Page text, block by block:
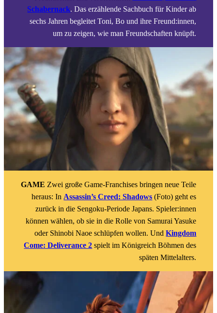
Schabernack. Das erzählende Sachbuch für Kinder ab
sechs Jahren begleitet Toni, Bo und ihre Freund:innen,
um zu zeigen, wie man Freundschaften knüpft.
GAME Zwei große Game-Franchises bringen neue Teile
heraus: In Assassin’s Creed: Shadows (Foto) geht es
zurück in die Sengoku-Periode Japans. Spieler:innen
können wählen, ob sie in die Rolle von Samurai Yasuke
oder Shinobi Naoe schlüpfen wollen. UndKingdom
Come: Deliverance 2 spielt im Königreich Böhmen des
späten Mittelalters.